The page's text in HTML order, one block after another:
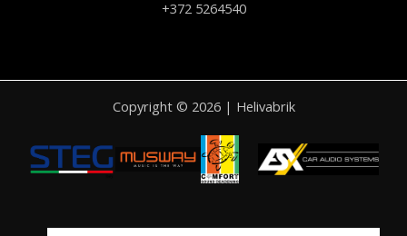
+372 5264540
Copyright © 2026 | Helivabrik